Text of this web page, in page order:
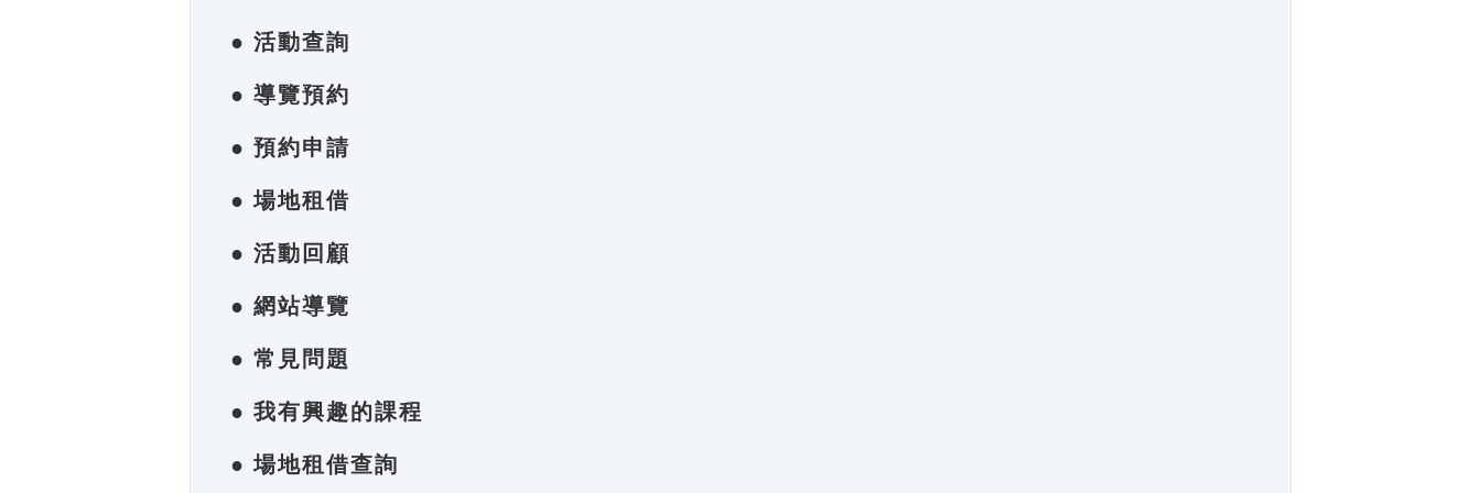
● 活動查詢
● 導覽預約
● 預約申請
● 場地租借
● 活動回顧
● 網站導覽
● 常見問題
● 我有興趣的課程
● 場地租借查詢